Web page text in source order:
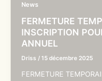
News
FERMETURE
INSCRIPTION
ANNUEL
Driss /15 décembre 2025
FERMETURE